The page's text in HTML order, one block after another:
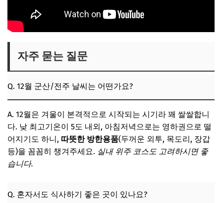
자주 묻는 질문
Q. 12월 군산/전주 날씨는 어떤가요?
A. 12월은 겨울이 본격적으로 시작되는 시기라 꽤 쌀쌀합니
다. 낮 최고기온이 5도 내외, 아침저녁으로는 영하권으로 떨
어지기도 하니, 따뜻한 방한용품(두꺼운 외투, 목도리, 장갑
등)을 꼼꼼히 챙겨주세요. 실내 위주 코스도 고려하시면 좋
습니다.
Q. 혼자서도 식사하기 좋은 곳이 있나요?